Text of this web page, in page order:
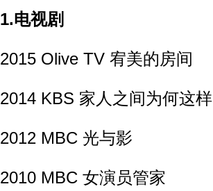
1.电视剧
2015 Olive TV 宥美的房间
2014 KBS 家人之间为何这样
2012 MBC 光与影
2010 MBC 女演员管家